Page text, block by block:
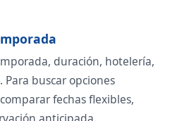
duración, hotelería,
buscar opciones
fechas flexibles,